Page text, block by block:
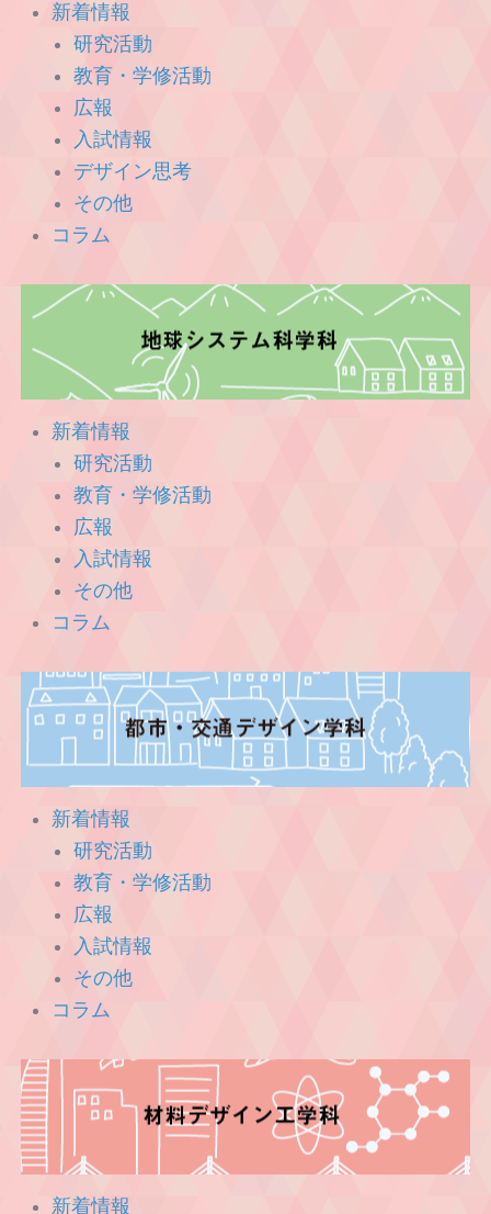
新着情報
研究活動
教育・学修活動
広報
入試情報
デザイン思考
その他
コラム
新着情報
研究活動
教育・学修活動
広報
入試情報
その他
コラム
新着情報
研究活動
教育・学修活動
広報
入試情報
その他
コラム
新着情報